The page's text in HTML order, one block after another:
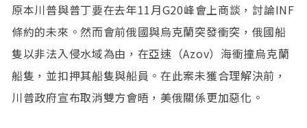
原本川普與普丁要在去年11月G20峰會上商談，討論INF
條約的未來。然而會前俄國與烏克蘭突發衝突，俄國船
隻以非法入侵水域為由，在亞速（Azov）海衝撞烏克蘭
船隻，並扣押其船隻與船員。在此案未獲合理解決前，
川普政府宣布取消雙方會晤，美俄關係更加惡化。